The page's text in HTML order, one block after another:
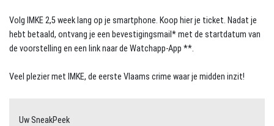
Volg IMKE 2,5 week lang op je smartphone. Koop hier je ticket. Nadat je
hebt betaald, ontvang je een bevestigingsmail* met de startdatum van
de voorstelling en een link naar de Watchapp-App **.
Veel plezier met IMKE, de eerste Vlaams crime waar je midden inzit!
Uw SneakPeek